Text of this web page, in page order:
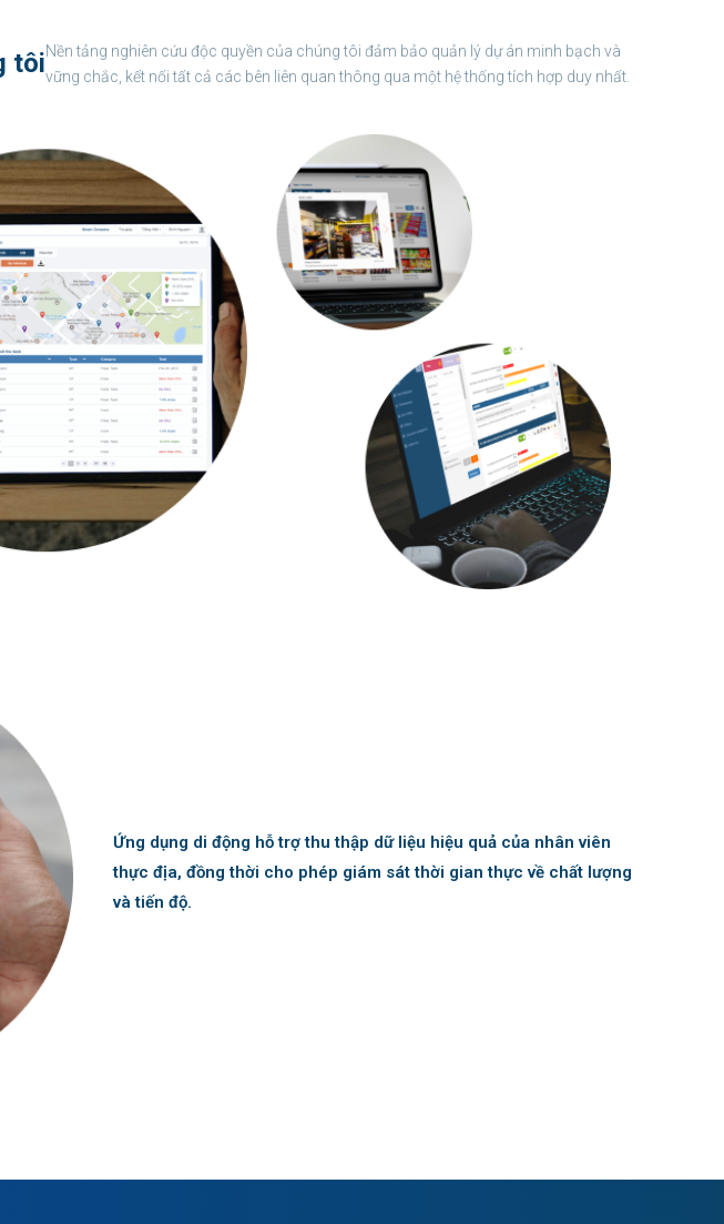
tôiNền tảng nghiên cứu độc quyền của chúng tôi đảm bảo quản lý dự án minh bạch và
vững chắc, kết nối tất cả các bên liên quan thông qua một hệ thống tích hợp duy nhất.
Ứng dụng di động hỗ trợ thu thập dữ liệu hiệu quả của nhân viên
thực địa, đồng thời cho phép giám sát thời gian thực về chất lượng
và tiến độ.